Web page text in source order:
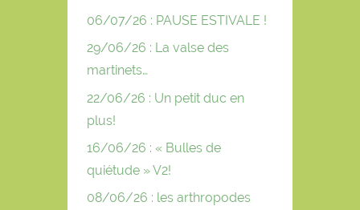
06/07/26 : PAUSE ESTIVALE !
29/06/26 : La valse des
martinets…
22/06/26 : Un petit duc en
plus!
16/06/26 : « Bulles de
quiétude » V2!
08/06/26 : les arthropodes